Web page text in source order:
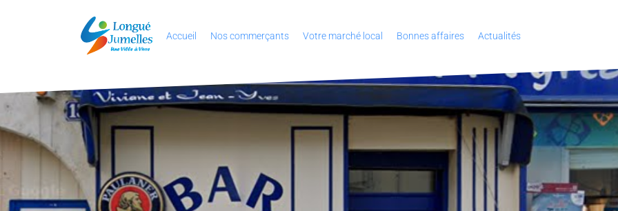
Accueil Nos commerçants Votre marché local Bonnes affaires Actualités